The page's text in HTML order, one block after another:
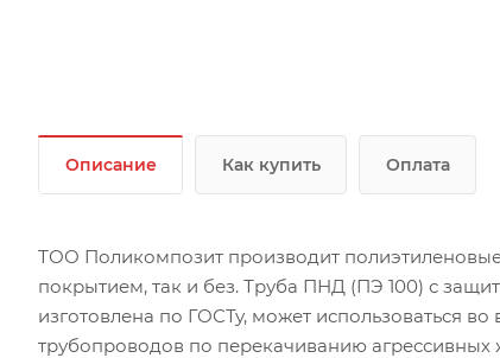
Описание Как купить Оплата
ТОО Поликомпозит производит
покрытием, так и без. Труба ПНД (ПЭ 100) с
изготовлена по ГОСТу, может использоваться
трубопроводов по перекачиванию агрессивных